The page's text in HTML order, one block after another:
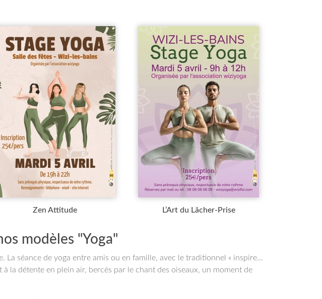
Zen Attitude L’Art du Lâcher-Prise
modèles "Yoga"
La séance de yoga entre amis ou en famille, avec le traditionnel « inspire…
à la détente en plein air, bercés par le chant des oiseaux, un moment de